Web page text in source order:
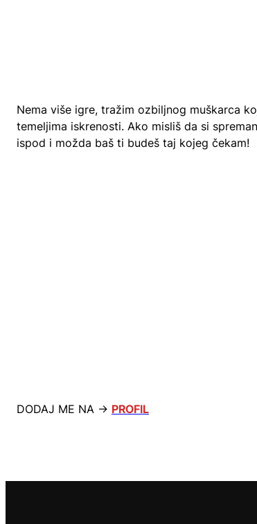
Nema više igre, tražim ozbiljnog muškarca
temeljima iskrenosti. Ako misliš da si
ispod i možda baš ti budeš taj kojeg čekam!
DODAJ ME NA → PROFIL